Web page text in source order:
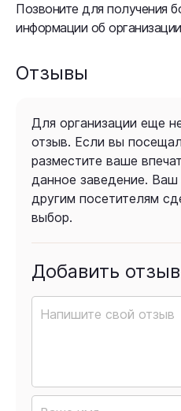
Позвоните для получения
информации об организации
Отзывы
Для организации еще
отзыв. Если вы
разместите ваше
данное заведение.
другим посетителям
выбор.
Добавить отзыв